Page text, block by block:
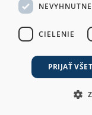
CIELENIE
PRIJAŤ